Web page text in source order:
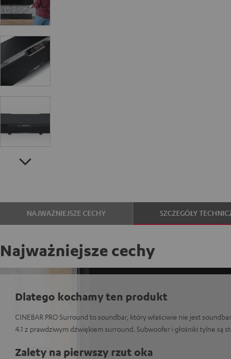
NAJWAŻNIEJSZE CECHY SZCZEGÓŁY
Najważniejsze cechy
Dlatego kochamy ten produkt
CINEBAR PRO Surround to soundbar, który właściwie nie jest
4.1 z prawdziwym dźwiękiem surround. Subwoofer i głośniki tylne są
Zalety na pierwszy rzut oka